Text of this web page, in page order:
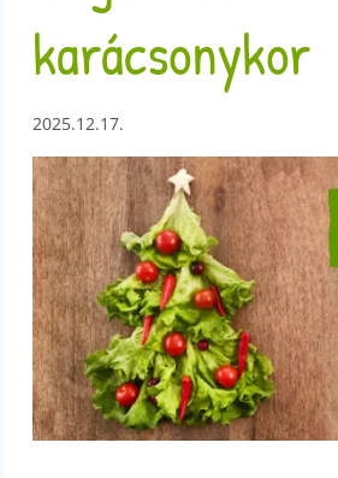
karácsonykor
2025.12.17.